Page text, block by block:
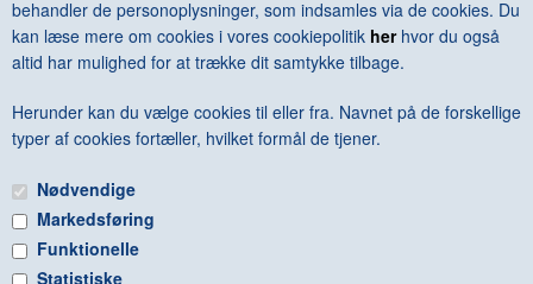
behandler de personoplysninger, som indsamles via de cookies. Du
kan læse mere om cookies i vores cookiepolitik herhvor du også
altid har mulighed for at trække dit samtykke tilbage.
Herunder kan du vælge cookies til eller fra. Navnet på de forskellige
typer af cookies fortæller, hvilket formål de tjener.
Nødvendige
Markedsføring
Funktionelle
Statistiske
DKK100,00